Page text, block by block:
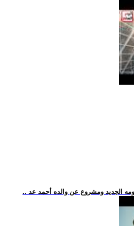
الجديد ومشروع عن والده أحمد عد